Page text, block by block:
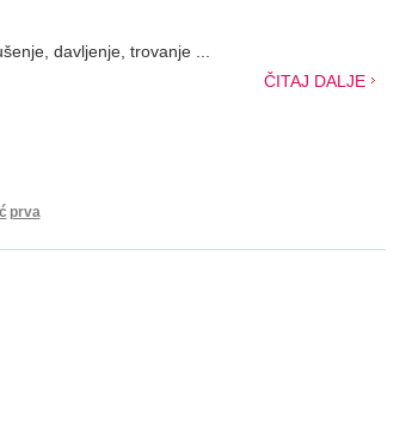
davljenje, trovanje ...
ČITAJ DALJE
prva